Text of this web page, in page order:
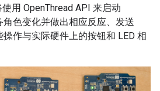
用 OpenThread API 来启动
角色变化并做出相应反应、发送
作与实际硬件上的按钮和 LED 相